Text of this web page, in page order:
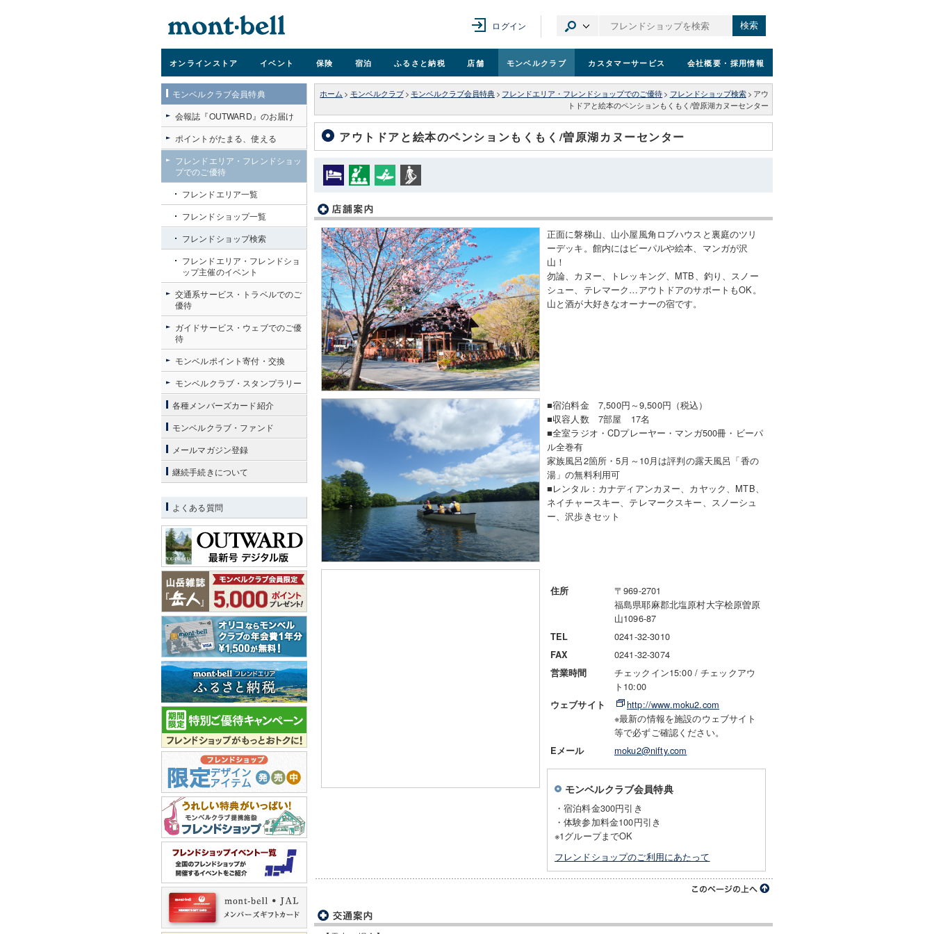
ログイン 検索
オンラインストア イベント 保険 宿泊 ふるさと納税 店舗 モンベルクラブ カスタマーサービス 会社概要 ・採用情報
ホーム > モンベルクラブ > モンベルクラブ会員特典 > フレンドエリア・フレンドショップでのご優待 > フレンドショップ検索 > アウ
トドアと絵本のペンションもくもく/曽原湖カヌーセンター
アウトドアと絵本のペンションもくもく/曽原湖カヌーセンター
正面に磐梯山、山小屋風角ロブハウスと裏庭のツリ
ーデッキ。館内にはビーパルや絵本、マンガが沢
山！
勿論、カヌー、トレッキング、MTB、釣り、スノー
シュー、テレマーク…アウトドアのサポートもOK。
山と酒が大好きなオーナーの宿です。
■宿泊料金 7,500円～9,500円（税込）
■収容人数 7部屋 17名
■全室ラジオ・CDプレーヤー・マンガ500冊・ビーパ
ル全巻有
家族風呂2箇所・5月～10月は評判の露天風呂「香の
湯」の無料利用可
■レンタル：カナディアンカヌー、カヤック、MTB、
ネイチャースキー、テレマークスキー、スノーシュ
ー、沢歩きセット
住所
〒969-2701
福島県耶麻郡北塩原村大字桧原曽原
山1096-87
TEL 0241-32-3010
FAX 0241-32-3074
営業時間
チェックイン15:00 / チェックアウ
ト10:00
ウェブサイト
http://www.moku2.com
※最新の情報を施設のウェブサイト
等で必ずご確認ください。
Eメール moku2@nifty.com
モンベルクラブ会員特典
・宿泊料金300円引き
・体験参加料金100円引き
※1グループまでOK
フレンドショップのご利用にあたって
モンベルクラブ会員特典
会報誌『OUTWARD』のお届け
ポイントがたまる、使える
フレンドエリア・フレンドショッ
プでのご優待
フレンドエリア一覧
フレンドショップ一覧
フレンドショップ検索
フレンドエリア・フレンドショ
ップ主催のイベント
交通系サービス・トラベルでのご
優待
ガイドサービス・ウェブでのご優
待
モンベルポイント寄付・交換
モンベルクラブ・スタンプラリー
各種メンバーズカード紹介
モンベルクラブ・ファンド
メールマガジン登録
継続手続きについて
よくある質問